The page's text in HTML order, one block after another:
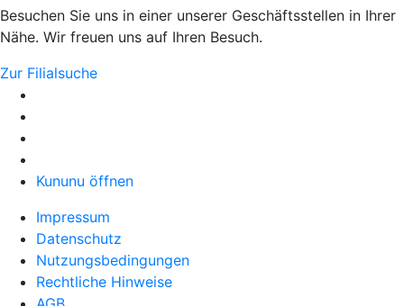
Besuchen Sie uns in einer unserer Geschäftsstellen in Ihrer
Nähe. Wir freuen uns auf Ihren Besuch.
Zur Filialsuche
Kununu öffnen
Impressum
Datenschutz
Nutzungsbedingungen
Rechtliche Hinweise